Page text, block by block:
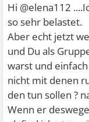
Hi @elena112
so sehr belastet.
Aber echt jetzt
und Du als
warst und
nicht mit denen
den tun sollen ?
Wenn er